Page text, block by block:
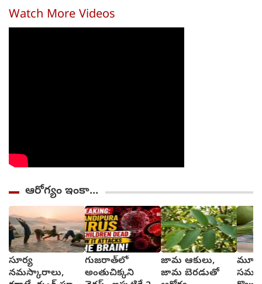
విగతజీవిగా..?
Watch More Videos
ఆరోగ్యం ఇంకా...
సూర్య
నమస్కారాలు,
గుజరాత్‌లో
అంతుచిక్కని
జామ ఆకులు,
జామ బెరడుతో